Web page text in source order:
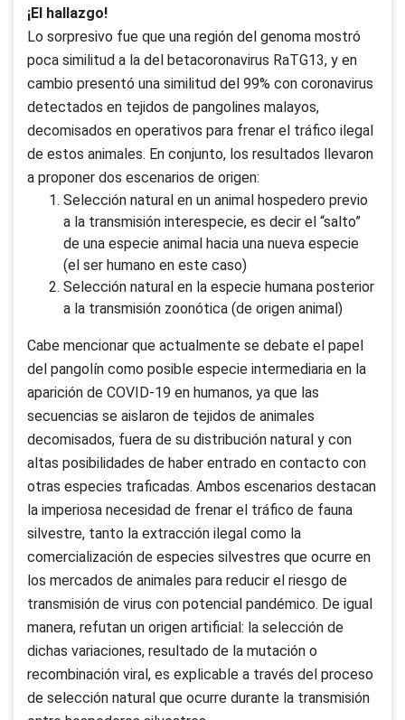
¡El hallazgo!
Lo sorpresivo fue que una región del genoma mostró
poca similitud a la del betacoronavirus RaTG13, y en
cambio presentó una similitud del 99% con coronavirus
detectados en tejidos de pangolines malayos,
decomisados en operativos para frenar el tráfico ilegal
de estos animales. En conjunto, los resultados llevaron
a proponer dos escenarios de origen:
Selección natural en un animal hospedero previo
a la transmisión interespecie, es decir el “salto”
de una especie animal hacia una nueva especie
(el ser humano en este caso)
Selección natural en la especie humana posterior
a la transmisión zoonótica (de origen animal)
Cabe mencionar que actualmente se debate el papel
del pangolín como posible especie intermediaria en la
aparición de COVID-19 en humanos, ya que las
secuencias se aislaron de tejidos de animales
decomisados, fuera de su distribución natural y con
altas posibilidades de haber entrado en contacto con
otras especies traficadas. Ambos escenarios destacan
la imperiosa necesidad de frenar el tráfico de fauna
silvestre, tanto la extracción ilegal como la
comercialización de especies silvestres que ocurre en
los mercados de animales para reducir el riesgo de
transmisión de virus con potencial pandémico. De igual
manera, refutan un origen artificial: la selección de
dichas variaciones, resultado de la mutación o
recombinación viral, es explicable a través del proceso
de selección natural que ocurre durante la transmisión